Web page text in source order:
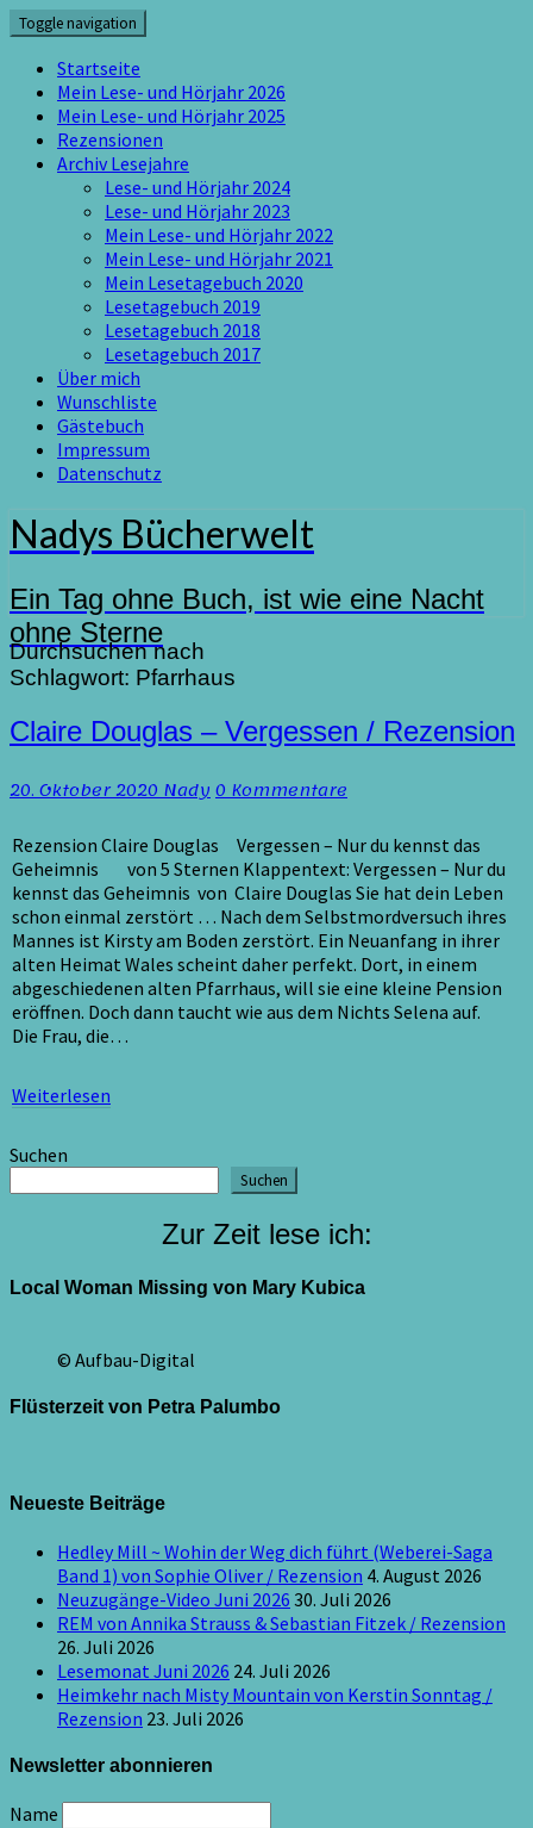
Skip
to
content
Toggle navigation
Startseite
Mein Lese- und Hörjahr 2026
Mein Lese- und Hörjahr 2025
Rezensionen
Archiv Lesejahre
Lese- und Hörjahr 2024
Lese- und Hörjahr 2023
Mein Lese- und Hörjahr 2022
Mein Lese- und Hörjahr 2021
Mein Lesetagebuch 2020
Lesetagebuch 2019
Lesetagebuch 2018
Lesetagebuch 2017
Über mich
Wunschliste
Gästebuch
Impressum
Datenschutz
Nadys Bücherwelt
Ein Tag ohne Buch, ist wie eine Nacht
ohne Sterne
Durchsuchen nach
Schlagwort: Pfarrhaus
Claire
Douglas
Vergessen
Rezension
Claire Douglas – Vergessen / Rezension
20. Oktober 2020NadyKommentare
0 Kommentare
Rezension Claire Douglas Vergessen – Nur du kennst das
Geheimnis von 5 Sternen Klappentext: Vergessen – Nur du
kennst das Geheimnis von Claire Douglas Sie hat dein Leben
schon einmal zerstört … Nach dem Selbstmordversuch ihres
Mannes ist Kirsty am Boden zerstört. Ein Neuanfang in ihrer
alten Heimat Wales scheint daher perfekt. Dort, in einem
abgeschiedenen alten Pfarrhaus, will sie eine kleine Pension
eröffnen. Doch dann taucht wie aus dem Nichts Selena auf.
Die Frau, die…
Weiterlesen
Suchen
Suchen
Zur Zeit lese ich:
Local Woman Missing von Mary Kubica
© Aufbau-Digital
Flüsterzeit von Petra Palumbo
Neueste Beiträge
Hedley Mill ~ Wohin der Weg dich führt (Weberei-Saga
Band 1) von Sophie Oliver / Rezension 4. August 2026
Neuzugänge-Video Juni 2026 30. Juli 2026
REM von Annika Strauss & Sebastian Fitzek / Rezension
26. Juli 2026
Lesemonat Juni 2026 24. Juli 2026
Heimkehr nach Misty Mountain von Kerstin Sonntag /
Rezension 23. Juli 2026
Newsletter abonnieren
Name